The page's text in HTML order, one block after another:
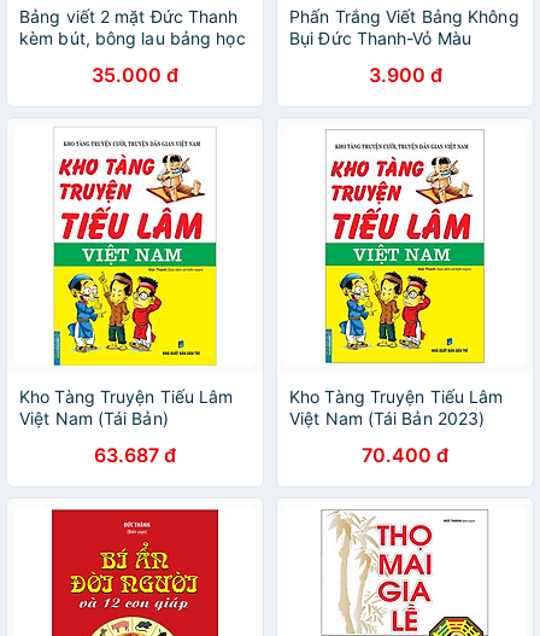
Bảng viết 2 mặt Đức Thanh
kèm bút, bông lau bảng học
35.000 đ
Phấn Trắng Viết Bảng Không
Bụi Đức Thanh-Vỏ Màu
3.900 đ
Kho Tàng Truyện Tiếu Lâm
Việt Nam (Tái Bản)
63.687 đ
Kho Tàng Truyện Tiếu Lâm
Việt Nam (Tái Bản 2023)
70.400 đ